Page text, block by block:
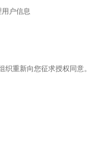
户信息
重新向您征求授权同意。